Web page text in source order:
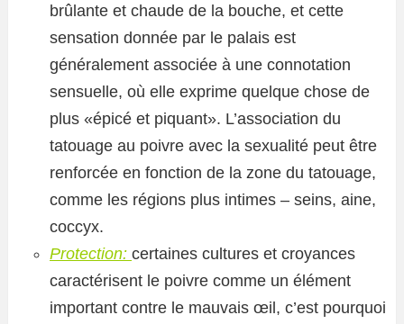
brûlante et chaude de la bouche, et cette
sensation donnée par le palais est
généralement associée à une connotation
sensuelle, où elle exprime quelque chose de
plus «épicé et piquant». L’association du
tatouage au poivre avec la sexualité peut être
renforcée en fonction de la zone du tatouage,
comme les régions plus intimes – seins, aine,
coccyx.
Protection: certaines cultures et croyances
caractérisent le poivre comme un élément
important contre le mauvais œil, c’est pourquoi